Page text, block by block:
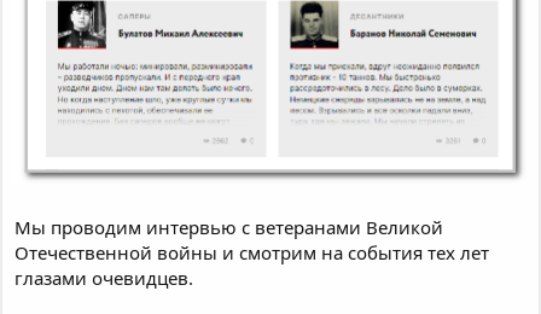
Мы проводим интервью с ветеранами Великой
Отечественной войны и смотрим на события тех лет
глазами очевидцев.